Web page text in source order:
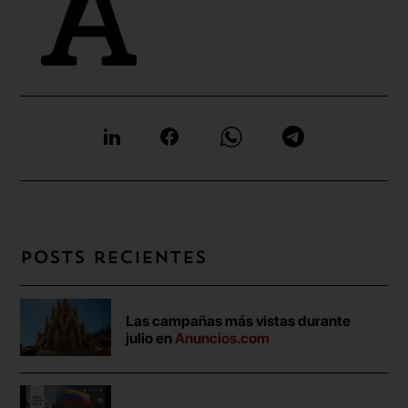
Posts recientes
Las campañas más vistas durante
julio en Anuncios.com